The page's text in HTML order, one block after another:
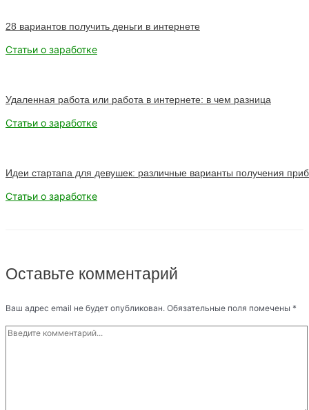
28 вариантов получить деньги в интернете
Статьи о заработке
Удаленная работа или работа в интернете: в чем разница
Статьи о заработке
Идеи стартапа для девушек: различные варианты получения
Статьи о заработке
Оставьте комментарий
Ваш адрес email не будет опубликован. Обязательные поля помечены *
Введите
комментарий...